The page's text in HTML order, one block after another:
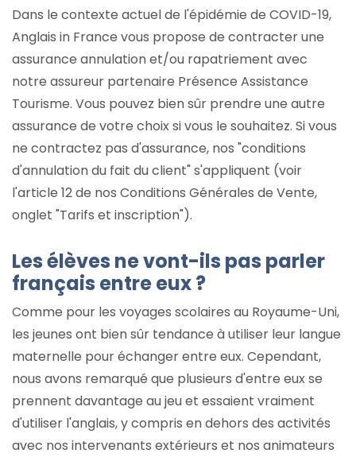
Dans le contexte actuel de l'épidémie de COVID-19,
Anglais in France vous propose de contracter une
assurance annulation et/ou rapatriement avec
notre assureur partenaire Présence Assistance
Tourisme. Vous pouvez bien sûr prendre une autre
assurance de votre choix si vous le souhaitez. Si vous
ne contractez pas d'assurance, nos "conditions
d'annulation du fait du client" s'appliquent (voir
l'article 12 de nos Conditions Générales de Vente,
onglet "Tarifs et inscription").
Les élèves ne vont-ils pas parler
français entre eux ?
Comme pour les voyages scolaires au Royaume-Uni,
les jeunes ont bien sûr tendance à utiliser leur langue
maternelle pour échanger entre eux. Cependant,
nous avons remarqué que plusieurs d'entre eux se
prennent davantage au jeu et essaient vraiment
d'utiliser l'anglais, y compris en dehors des activités
avec nos intervenants extérieurs et nos animateurs